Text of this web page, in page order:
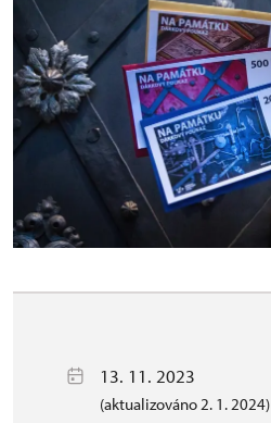
13. 11. 2023
(aktualizováno 2. 1. 2024)